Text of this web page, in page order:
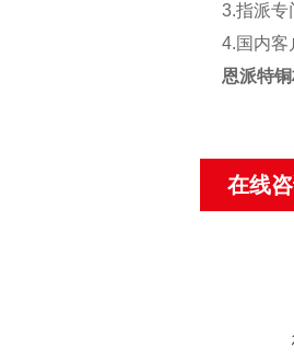
3.指派专
4.国内
恩派特
在线